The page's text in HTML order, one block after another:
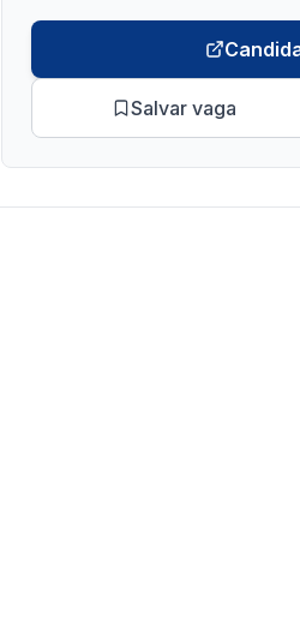
Salvar vaga